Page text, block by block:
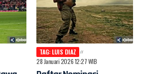
TAG: LUIS DIAZ
28 Januari 2026 12:27 WIB